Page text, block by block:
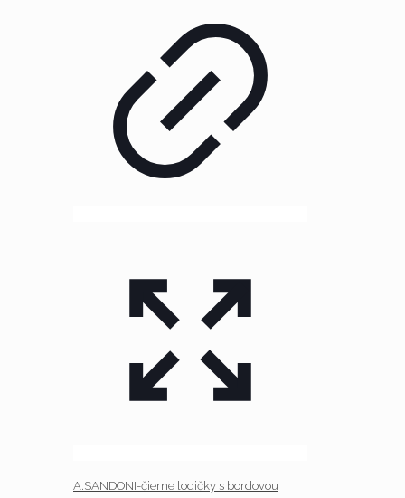
A.SANDONI-čierne lodičky s bordovou